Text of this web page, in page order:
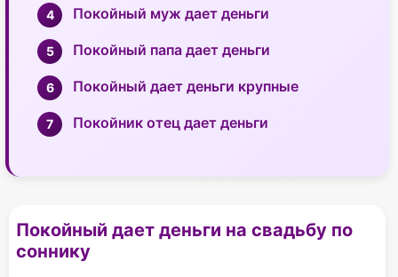
Покойный муж дает деньги
Покойный папа дает деньги
Покойный дает деньги крупные
Покойник отец дает деньги
Покойный дает деньги на свадьбу по
соннику